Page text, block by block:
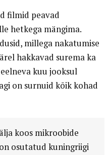
filmid peavad
hetkega mängima.
millega nakatumise
hakkavad surema ka
kuu jooksul
on surnuid kõik kohad
koos mikroobide
osutatud kuningriigi